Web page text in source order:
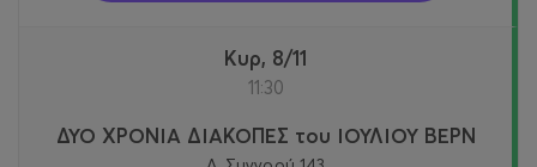
Κυρ, 8/11
11:30
ΔΥΟ ΧΡΟΝΙΑ ΔΙΑΚΟΠΕΣ του ΙΟΥΛΙΟΥ ΒΕΡΝ